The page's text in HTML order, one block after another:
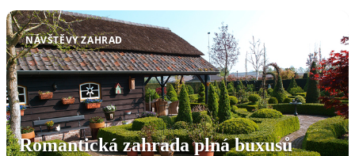
NÁVŠTĚVY ZAHRAD
Romantická zahrada plná buxusů